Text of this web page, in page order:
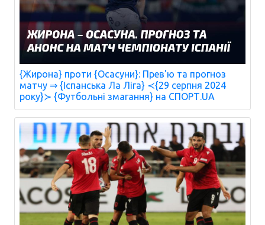
{Жирона} проти {Осасуни}: Прев'ю та прогноз
матчу ⇒ {Іспанська Ла Ліга} ≺{29 серпня 2024
року}≻ {Футбольні змагання} на СПОРТ.UA